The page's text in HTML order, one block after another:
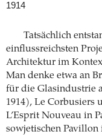
1914
Tatsächlich
einflussreichsten
Architektur im
Man denke etwa an
für die Glasindus­trie
1914), Le Corbusiers
L’Esprit Nouveau in
sowjetischen